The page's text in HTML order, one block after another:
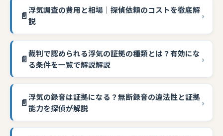
📄浮気調査の費用と相場｜探偵依頼のコストを徹底解
説
›
📄裁判で認められる浮気の証拠の種類とは？有効にな
る条件を一覧で解説解説
›
📄浮気の録音は証拠になる？無断録音の違法性と証拠
能力を探偵が解説
›